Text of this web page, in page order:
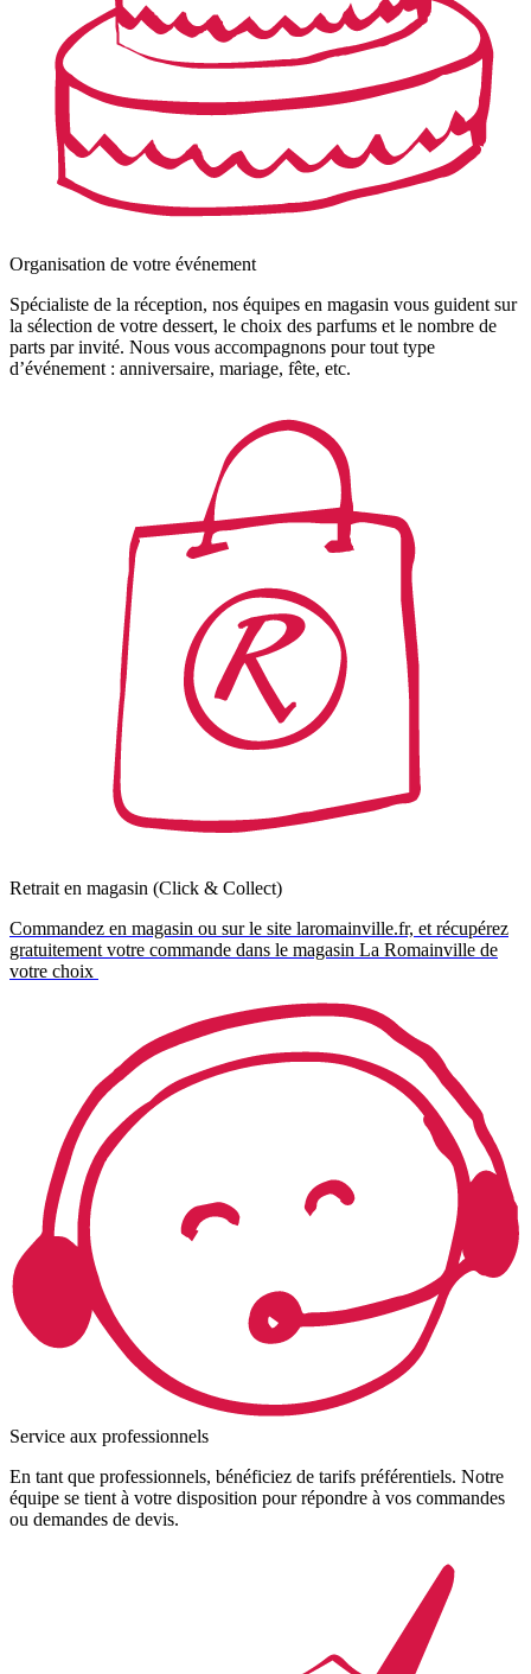
Organisation de votre événement
Spécialiste de la réception, nos équipes en magasin vous guident sur
la sélection de votre dessert, le choix des parfums et le nombre de
parts par invité. Nous vous accompagnons pour tout type
d’événement : anniversaire, mariage, fête, etc.
Retrait en magasin (Click & Collect)
Commandez en magasin ou sur le site laromainville.fr, et récupérez
gratuitement votre commande dans le magasin La Romainville de
votre choix
Service aux professionnels
En tant que professionnels, bénéficiez de tarifs préférentiels. Notre
équipe se tient à votre disposition pour répondre à vos commandes
ou demandes de devis.